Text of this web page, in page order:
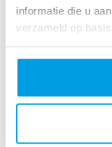
informatie die u
verzameld op